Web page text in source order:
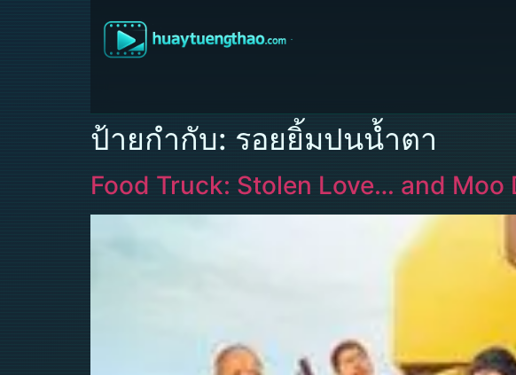
ป้ายกำกับ: รอยยิ้มปนน้ำตา
Food Truck: Stolen Love… and